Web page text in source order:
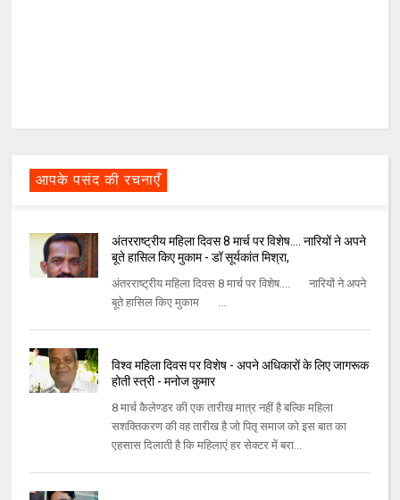
आपके पसंद की रचनाएँ
अंतरराष्ट्रीय महिला दिवस 8 मार्च पर विशेष.... नारियों ने अपने
बूते हासिल किए मुकाम - डॉ सूर्यकांत मिश्रा,
अंतरराष्ट्रीय महिला दिवस 8 मार्च पर विशेष.... नारियों ने अपने
बूते हासिल किए मुकाम ...
विश्व महिला दिवस पर विशेष - अपने अधिकारों के लिए जागरूक
होती स्त्री - मनोज कुमार
8 मार्च कैलेण्डर की एक तारीख मात्र नहीं है बल्कि महिला
सशक्तिकरण की वह तारीख है जो पितृ समाज को इस बात का
एहसास दिलाती है कि महिलाएं हर सेक्टर में बरा...